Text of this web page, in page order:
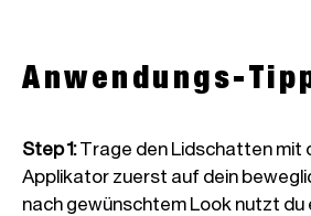
Anwendungs-
Step 1:Trage den Lidschatten mit
Applikator zuerst auf dein
nach gewünschtem Look nutzt du